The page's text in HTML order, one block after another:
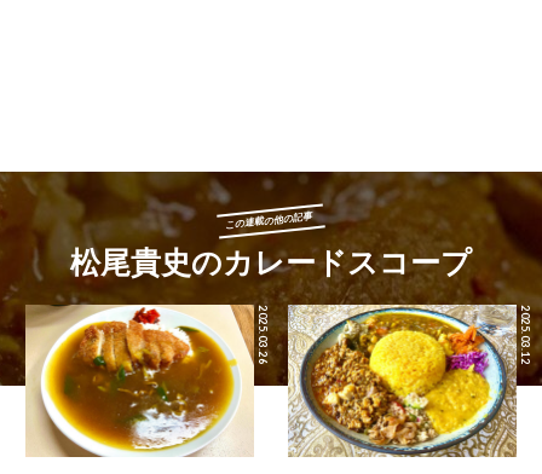
この連載の他の記事
松尾貴史のカレードスコープ
2025.03.26 2025.03.12